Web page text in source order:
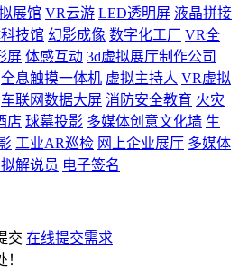
展馆 VR云游 LED透明屏 液晶拼接
技馆 幻影成像 数字化工厂 VR全
屏 体感互动 3d虚拟展厅制作公司
全息触摸一体机 虚拟主持人 VR虚拟
车联网数据大屏 消防安全教育 火灾
店 球幕投影 多媒体创意文化墙 生
工业AR巡检 网上企业展厅 多媒体
解说员 电子签名
交 在线提交需求